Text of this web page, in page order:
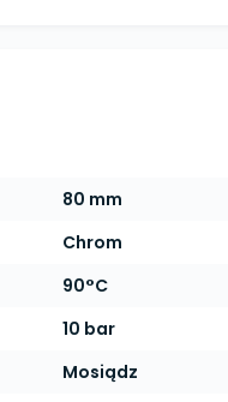
80 mm
Chrom
90°C
10 bar
Mosiądz